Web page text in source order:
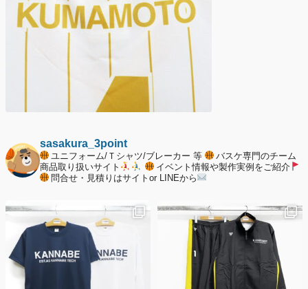
sasakura_3point
ユニフォーム/Ｔシャツ/ブレーカー 等
バスケ専門のチーム
商品取り扱いサイト
イベント情報や製作実例をご紹介
問合せ・見積りはサイトor LINEから